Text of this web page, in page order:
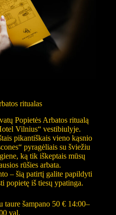
ritualas
Popietės Arbatos ritualą
Vilnius“ vestibiulyje.
pikantiškais vieno kąsnio
pyragėliais su šviežiu
ką tik iškeptais mūsų
rūšies arbata.
– šią patirtį galite papildyti
popietę iš tiesų ypatinga.
taure šampano 50 € 14:00–
val.